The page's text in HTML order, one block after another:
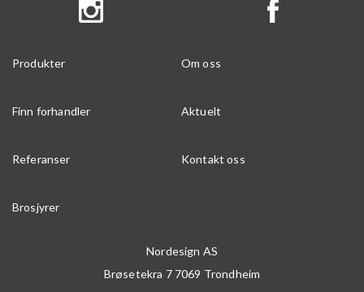
Produkter Om oss
Finn forhandler Aktuelt
Referanser Kontakt oss
Brosjyrer
Nordesign AS
Brøsetekra 7 7069 Trondheim